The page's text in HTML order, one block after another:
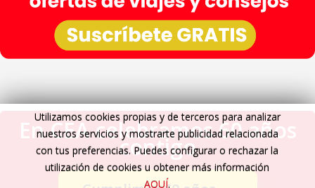
En CEA celebramos 60 años
contigo
Utilizamos cookies propias y de terceros para analizar
nuestros servicios y mostrarte publicidad relacionada
con tus preferencias. Puedes configurar o rechazar la
utilización de cookies u obtener más información
AQUÍ.